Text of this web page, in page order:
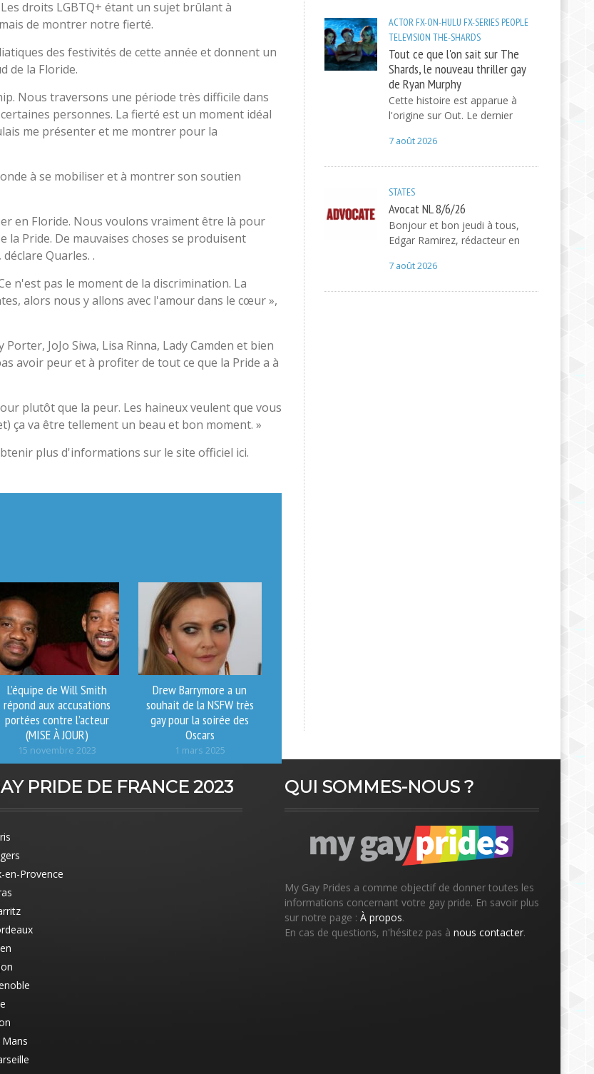
droits LGBTQ+ étant un sujet brûlant à
de montrer notre fierté.
des festivités de cette année et donnent un
de la Floride.
Nous traversons une période très difficile dans
personnes. La fierté est un moment idéal
me présenter et me montrer pour la
à se mobiliser et à montrer son soutien
en Floride. Nous voulons vraiment être là pour
Pride. De mauvaises choses se produisent
Quarles. .
n'est pas le moment de la discrimination. La
alors nous y allons avec l'amour dans le cœur »,
JoJo Siwa, Lisa Rinna, Lady Camden et bien
avoir peur et à profiter de tout ce que la Pride a à
plutôt que la peur. Les haineux veulent que vous
ça va être tellement un beau et bon moment. »
plus d'informations sur le site officiel ici.
L’équipe de Will Smith
répond aux accusations
portées contre l’acteur
(MISE À JOUR)
15 novembre 2023
Drew Barrymore a un
souhait de la NSFW très
gay pour la soirée des
Oscars
1 mars 2025
ACTOR FX-ON-HULU FX-SERIES PEOPLE
TELEVISION THE-SHARDS
Tout ce que l'on sait sur The
Shards, le nouveau thriller gay
de Ryan Murphy
Cette histoire est apparue à
l'origine sur Out. Le dernier
7 août 2026
STATES
Avocat NL 8/6/26
Bonjour et bon jeudi à tous,
Edgar Ramirez, rédacteur en
7 août 2026
PRIDE DE FRANCE 2023
en-Provence
Mans
QUI SOMMES-NOUS ?
My Gay Prides a comme objectif de donner toutes les
informations concernant votre gay pride. En savoir plus
sur notre page : À propos.
En cas de questions, n'hésitez pas à nous contacter.